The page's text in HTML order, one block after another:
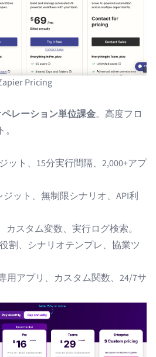
Pricing
レーション単位課金。高度フロ
ット、15分実行間隔、2,000+アプ
ジット、無制限シナリオ、API利
カスタム変数、実行ログ検索。
割、シナリオテンプレ、協業ツ
用アプリ、カスタム関数、24/7サ